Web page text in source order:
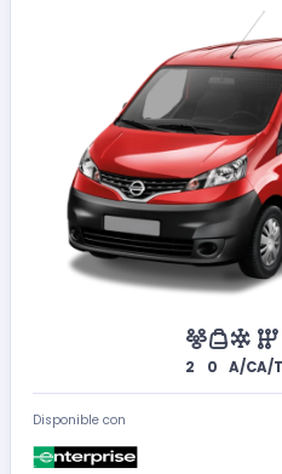
2 0 A/CA/T
Disponible con